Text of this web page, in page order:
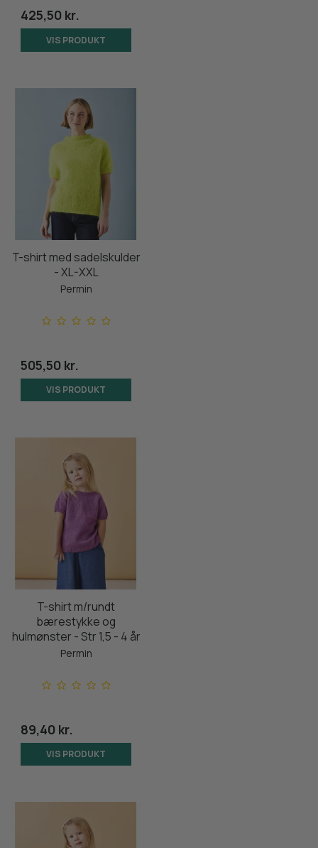
425,50 kr.
VIS PRODUKT
T-shirt med sadelskulder
- XL-XXL
Permin
505,50 kr.
VIS PRODUKT
T-shirt m/rundt
bærestykke og
hulmønster - Str 1,5 - 4 år
Permin
89,40 kr.
VIS PRODUKT